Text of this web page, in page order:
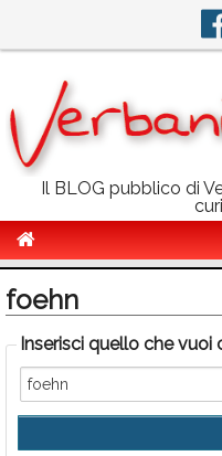
Il BLOG pubblico di
Politica
Sport
Eventi
Info Utili
foehn
Inserisci quello che vuoi